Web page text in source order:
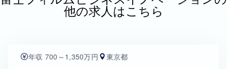
他の求人はこちら
年収 700～1,350万円 東京都